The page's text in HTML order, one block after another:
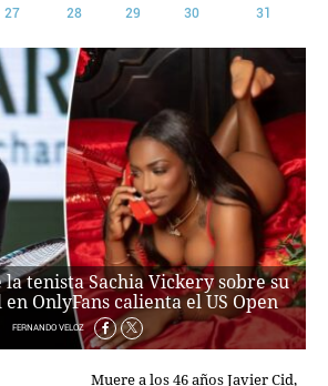
27 28 29 30 31
la tenista Sachia Vickery sobre su
OnlyFans calienta el US Open
FERNANDO VELOZ
Muere a los 46 años Javier Cid,